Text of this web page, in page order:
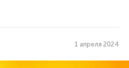
1 апреля 2024